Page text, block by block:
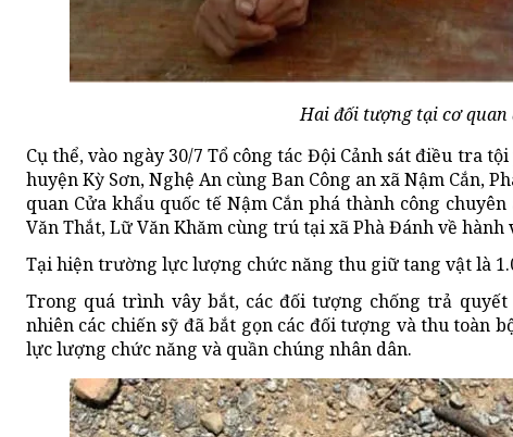
Hai đối tượng tại cơ quan
Cụ thể, vào ngày 30/7 Tổ công tác Đội Cảnh sát điều tra
huyện Kỳ Sơn, Nghệ An cùng Ban Công an xã Nậm Cắn,
quan Cửa khẩu quốc tế Nậm Cắn phá thành công
Văn Thắt, Lữ Văn Khăm cùng trú tại xã Phà Đánh về
Tại hiện trường lực lượng chức năng thu giữ tang vật là
Trong quá trình vây bắt, các đối tượng chống trả
nhiên các chiến sỹ đã bắt gọn các đối tượng và thu toàn
lực lượng chức năng và quần chúng nhân dân.